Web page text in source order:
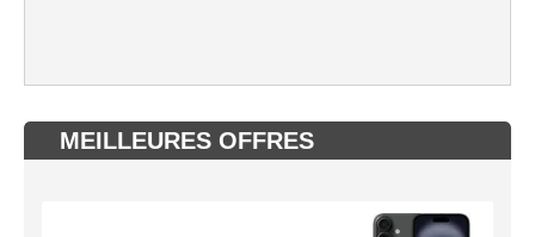
MEILLEURES OFFRES